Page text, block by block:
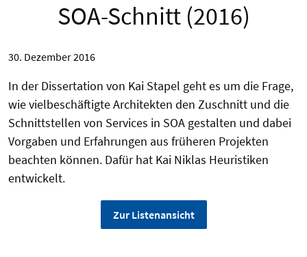
SOA-Schnitt (2016)
30. Dezember 2016
In der Dissertation von Kai Stapel geht es um die Frage,
wie vielbeschäftigte Architekten den Zuschnitt und die
Schnittstellen von Services in SOA gestalten und dabei
Vorgaben und Erfahrungen aus früheren Projekten
beachten können. Dafür hat Kai Niklas Heuristiken
entwickelt.
Zur Listenansicht